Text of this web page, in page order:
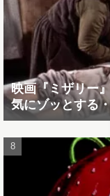
映画『ミザリー
気にゾッとする